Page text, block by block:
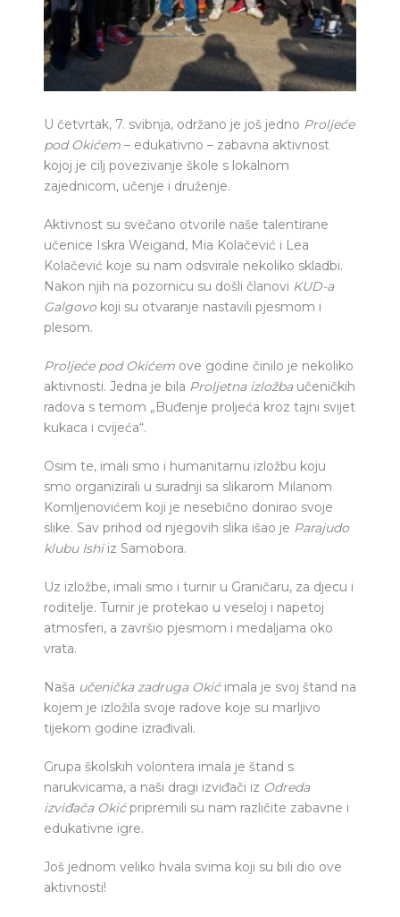
U četvrtak, 7. svibnja, održano je još jedno Proljeće
pod Okićem – edukativno – zabavna aktivnost
kojoj je cilj povezivanje škole s lokalnom
zajednicom, učenje i druženje.
Aktivnost su svečano otvorile naše talentirane
učenice Iskra Weigand, Mia Kolačević i Lea
Kolačević koje su nam odsvirale nekoliko skladbi.
Nakon njih na pozornicu su došli članovi KUD-a
Galgovo koji su otvaranje nastavili pjesmom i
plesom.
Proljeće pod Okićem ove godine činilo je nekoliko
aktivnosti. Jedna je bila Proljetna izložba učeničkih
radova s temom „Buđenje proljeća kroz tajni svijet
kukaca i cvijeća“.
Osim te, imali smo i humanitarnu izložbu koju
smo organizirali u suradnji sa slikarom Milanom
Komljenovićem koji je nesebično donirao svoje
slike. Sav prihod od njegovih slika išao je Parajudo
klubu Ishiiz Samobora.
Uz izložbe, imali smo i turnir u Graničaru, za djecu i
roditelje. Turnir je protekao u veseloj i napetoj
atmosferi, a završio pjesmom i medaljama oko
vrata.
Naša učenička zadruga Okićimala je svoj štand na
kojem je izložila svoje radove koje su marljivo
tijekom godine izrađivali.
Grupa školskih volontera imala je štand s
narukvicama, a naši dragi izviđači iz Odreda
izviđača Okić pripremili su nam različite zabavne i
edukativne igre.
Još jednom veliko hvala svima koji su bili dio ove
aktivnosti!